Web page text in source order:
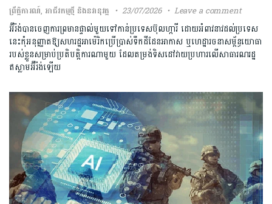
ព្រឹត្តិការណ៍, អាជីវកម្មថ្មី និងនវានុវត្ត 23/07/2026 Leave a comment
​អ៊ីរ៉ង់​បាន​ចេញ​ការ​ព្រមាន​ផ្ទាល់​មួយ​ទៅកាន់​ប្រទេស​ប៊ុលហ្ការី ​ដោយ​អំពាវនាវ​ដល់​ប្រទេស​
នេះ​កុំ​អនុញ្ញាតឱ្យ​សហរដ្ឋ​អាម៉េរិក​ប្រើប្រាស់​ទឹកដី​ដែន​អាកាស ​ឬ​ហេដ្ឋារចនាសម្ព័ន្ធ​យោធា​
របស់​ខ្លួន​សម្រាប់​ប្រតិបត្តិការ​ណាមួយ​ ដែល​តម្រង់​ទិសដៅ​វាយប្រហារ​លើ​សាធារណរដ្ឋ​
ឥស្លាម​អ៊ីរ៉ង់​ឡើយ